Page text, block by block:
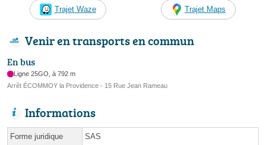
Trajet Waze Trajet Maps
Venir en transports en commun
En bus
Ligne 25GO, à 792 m
Arrêt ÉCOMMOY la Providence - 15 Rue Jean Rameau
Informations
Forme juridique SAS